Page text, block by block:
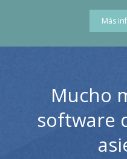
Más
Mucho
software